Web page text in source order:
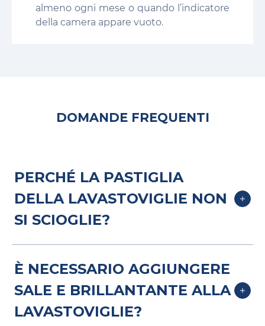
almeno ogni mese o quando l’indicatore
della camera appare vuoto.
DOMANDE FREQUENTI
PERCHÉ LA PASTIGLIA
DELLA LAVASTOVIGLIE NON
SI SCIOGLIE?
Un problema domestico comune a
lavastoviglie che non si sciolgono
completamente durante il ciclo di
È NECESSARIO AGGIUNGERE
SALE E BRILLANTANTE ALLA
LAVASTOVIGLIE?